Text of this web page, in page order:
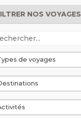
NOS VOYAGES
de voyages